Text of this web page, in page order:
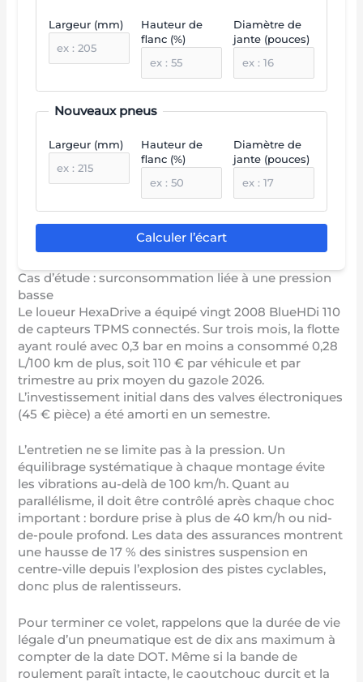
Largeur (mm)
Hauteur de
flanc (%)
Diamètre de
jante (pouces)
Nouveaux pneus
Largeur (mm)
Hauteur de
flanc (%)
Diamètre de
jante (pouces)
Calculer l’écart
Cas d’étude : surconsommation liée à une pression
basse
Le loueur HexaDrive a équipé vingt 2008 BlueHDi 110
de capteurs TPMS connectés. Sur trois mois, la flotte
ayant roulé avec 0,3 bar en moins a consommé 0,28
L/100 km de plus, soit 110 € par véhicule et par
trimestre au prix moyen du gazole 2026.
L’investissement initial dans des valves électroniques
(45 € pièce) a été amorti en un semestre.
L’entretien ne se limite pas à la pression. Un
équilibrage systématique à chaque montage évite
les vibrations au-delà de 100 km/h. Quant au
parallélisme, il doit être contrôlé après chaque choc
important : bordure prise à plus de 40 km/h ou nid-
de-poule profond. Les data des assurances montrent
une hausse de 17 % des sinistres suspension en
centre-ville depuis l’explosion des pistes cyclables,
donc plus de ralentisseurs.
Pour terminer ce volet, rappelons que la durée de vie
légale d’un pneumatique est de dix ans maximum à
compter de la date DOT. Même si la bande de
roulement paraît intacte, le caoutchouc durcit et la